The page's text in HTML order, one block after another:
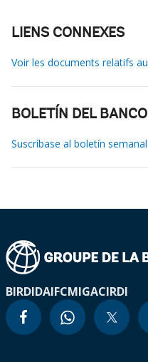
LIENS CONNEXES
Voir les documents relatifs
BOLETÍN DEL
Suscríbase al boletín
BIRDIDAIFCMIGACIRDI